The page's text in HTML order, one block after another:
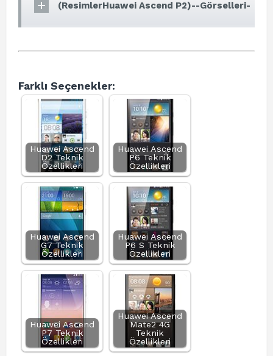
(ResimlerHuawei Ascend P2)--Görselleri-
Farklı Seçenekler:
Huawei Ascend
D2 Teknik
Özellikleri
Huawei Ascend
P6 Teknik
Özellikleri
Huawei Ascend
G7 Teknik
Özellikleri
Huawei Ascend
P6 S Teknik
Özellikleri
Huawei Ascend
P7 Teknik
Özellikleri
Huawei Ascend
Mate2 4G
Teknik
Özellikleri